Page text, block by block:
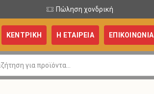
Πώληση χονδρική
ΚΕΝΤΡΙΚΗ Η ΕΤΑΙΡΕΙΑ ΕΠΙΚΟΙΝΩΝΙΑ